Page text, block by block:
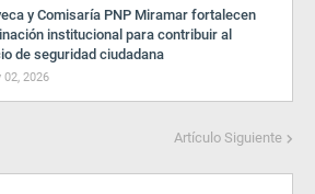
y Comisaría PNP Miramar fortalecen
institucional para contribuir al
de seguridad ciudadana
02, 2026
Artículo Siguiente